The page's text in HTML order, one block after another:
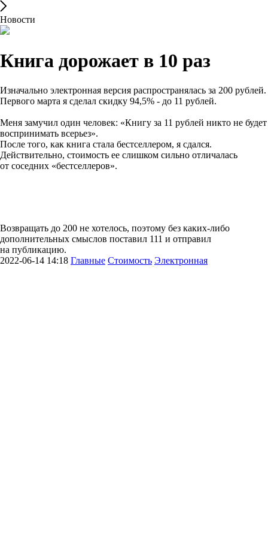
Новости
Книга дорожает в 10 раз
Изначально электронная версия распространялась за 200 рублей.
Первого марта я сделал скидку 94,5% - до 11 рублей.
Меня замучил один человек: «Книгу за 11 рублей никто не будет
воспринимать всерьез».
После того, как книга стала бестселлером, я сдался.
Действительно, стоимость ее слишком сильно отличалась
от соседних «бестселлеров».
Возвращать до 200 не хотелось, поэтому без каких-либо
дополнительных смыслов поставил 111 и отправил
на публикацию.
2022-06-14 14:18 Главные Стоимость Электронная